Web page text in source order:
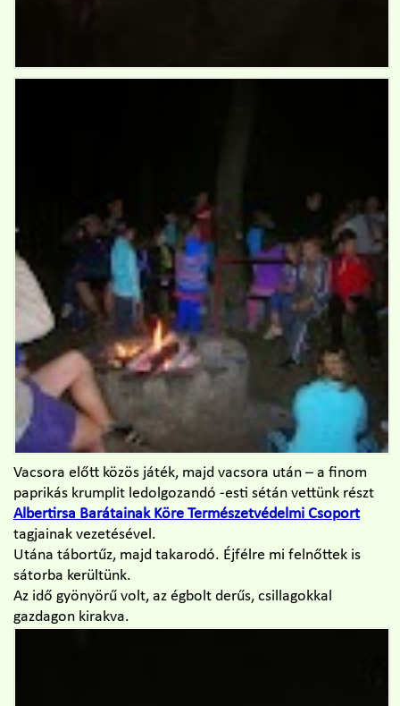
Vacsora előtt közös játék, majd vacsora után – a finom
paprikás krumplit ledolgozandó -esti sétán vettünk részt
Albertirsa Barátainak Köre Természetvédelmi Csoport
tagjainak vezetésével.
Utána tábortűz, majd takarodó. Éjfélre mi felnőttek is
sátorba kerültünk.
Az idő gyönyörű volt, az égbolt derűs, csillagokkal
gazdagon kirakva.